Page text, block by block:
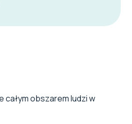
całym obszarem ludzi w